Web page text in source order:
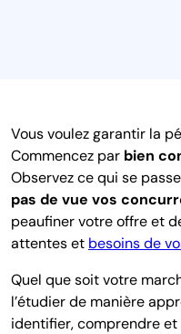
Vous voulez garantir la
Commencez par bien
Observez ce qui se
pas de vue vos
peaufiner votre offre et
attentes et besoins de
Quel que soit votre
l’étudier de manière
identifier, comprendre